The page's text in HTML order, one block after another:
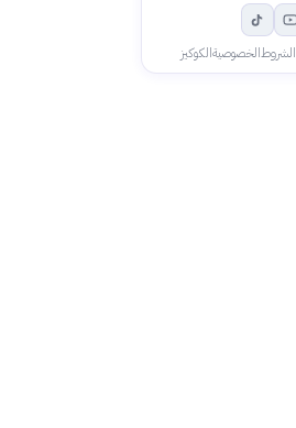
الشروطالخصوصيةالكوكيز